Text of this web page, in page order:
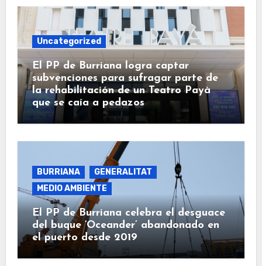
Uncategorized
El PP de Burriana logra captar
subvenciones para sufragar parte de
la rehabilitación de un Teatro Payà
que se caía a pedazos
BURRIANA
GENERALITAT
MEDIO AMBIENTE
El PP de Burriana celebra el desguace
del buque ‘Oceander’ abandonado en
el puerto desde 2019